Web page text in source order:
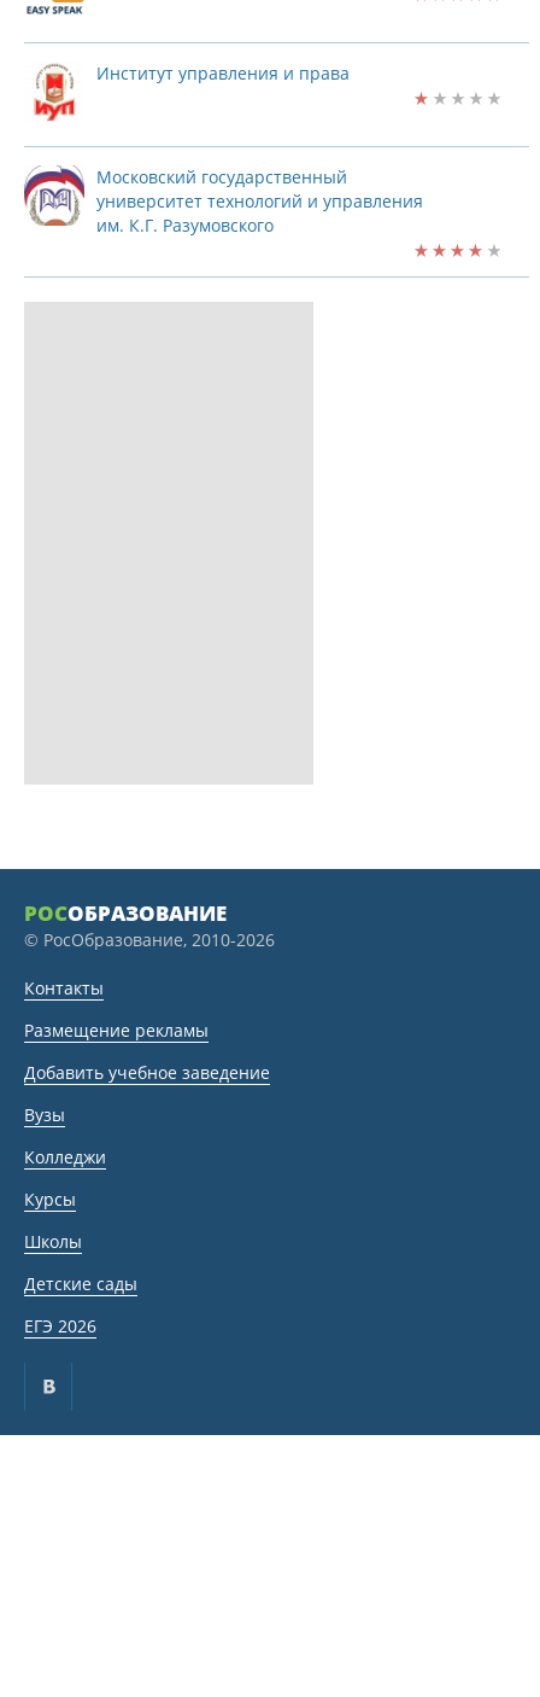
Институт управления и права
Московский государственный
университет технологий и управления
им. К.Г. Разумовского
РОСОБРАЗОВАНИЕ
© РосОбразование, 2010-2026
Контакты
Размещение рекламы
Добавить учебное заведение
Вузы
Колледжи
Курсы
Школы
Детские сады
ЕГЭ 2026